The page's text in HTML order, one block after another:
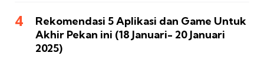
Rekomendasi 5 Aplikasi dan Game Untuk
Akhir Pekan ini (18 Januari- 20 Januari
2025)